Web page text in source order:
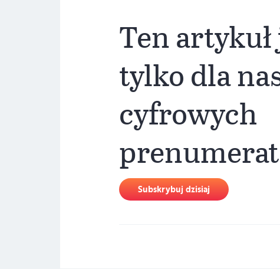
Ten
tylko dla
cyfrowych
Subskrybuj dzisiaj